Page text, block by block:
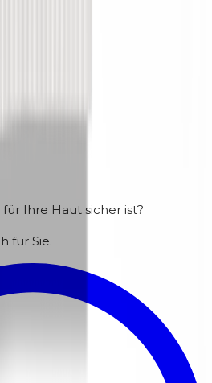
Ihre Haut sicher ist?
für Sie.